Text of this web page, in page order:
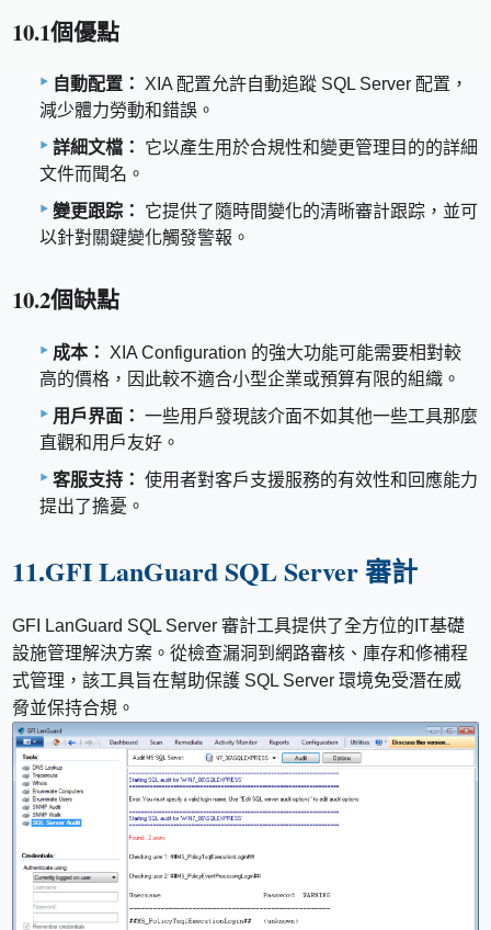
10.1個優點
自動配置：
XIA 配置允許自動追蹤 SQL Server 配置，
減少體力勞動和錯誤。
詳細文檔：
它以產生用於合規性和變更管理目的的詳細
文件而聞名。
變更跟踪：
它提供了隨時間變化的清晰審計跟踪，並可
以針對關鍵變化觸發警報。
10.2個缺點
成本：
XIA Configuration 的強大功能可能需要相對較
高的價格，因此較不適合小型企業或預算有限的組織。
用戶界面： 一些用戶發現該介面不如其他一些工具那麼
直觀和用戶友好。
客服支持： 使用者對客戶支援服務的有效性和回應能力
提出了擔憂。
11.GFI LanGuard SQL Server 審計
GFI LanGuard SQL Server 審計工具提供了全方位的IT基礎
設施管理解決方案。從檢查漏洞到網路審核、庫存和修補程
式管理，該工具旨在幫助保護 SQL Server 環境免受潛在威
脅並保持合規。